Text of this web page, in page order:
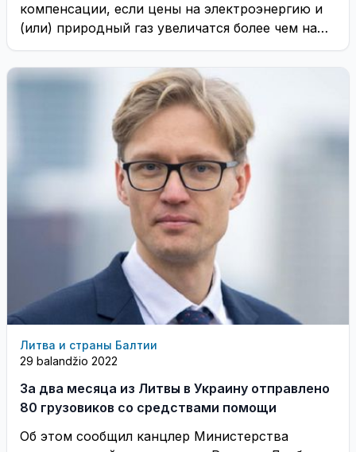
компенсации, если цены на электроэнергию и
(или) природный газ увеличатся более чем на
40 процентов
Литва и страны Балтии
29 balandžio 2022
За два месяца из Литвы в Украину отправлено
80 грузовиков со средствами помощи
Об этом сообщил канцлер Министерства